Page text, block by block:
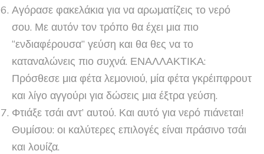
Αγόρασε φακελάκια για να αρωματίζεις το νερό
σου. Με αυτόν τον τρόπο θα έχει μια πιο
“ενδιαφέρουσα” γεύση και θα θες να το
καταναλώνεις πιο συχνά. ΕΝΑΛΛΑΚΤΙΚΑ:
Πρόσθεσε μια φέτα λεμονιού, μία φέτα γκρέιπφρουτ
και λίγο αγγούρι για δώσεις μια έξτρα γεύση.
Φτιάξε τσάι αντ’ αυτού. Και αυτό για νερό πιάνεται!
Θυμίσου: οι καλύτερες επιλογές είναι πράσινο τσάι
και λουίζα.